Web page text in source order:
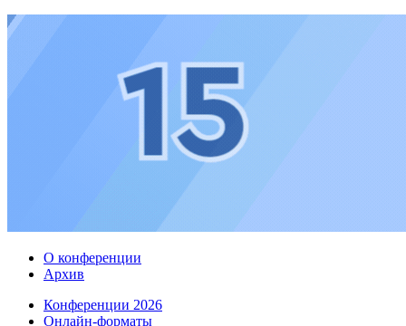
О конференции
Архив
Конференции 2026
Онлайн-форматы